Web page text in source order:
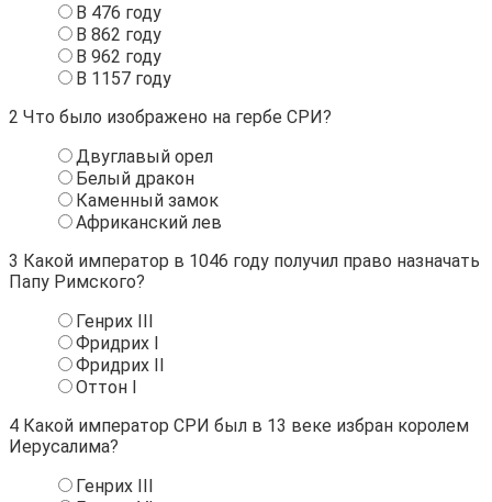
В 476 году
В 862 году
В 962 году
В 1157 году
2 Что было изображено на гербе СРИ?
Двуглавый орел
Белый дракон
Каменный замок
Африканский лев
3 Какой император в 1046 году получил право назначать
Папу Римского?
Генрих III
Фридрих I
Фридрих II
Оттон I
4 Какой император СРИ был в 13 веке избран королем
Иерусалима?
Генрих III